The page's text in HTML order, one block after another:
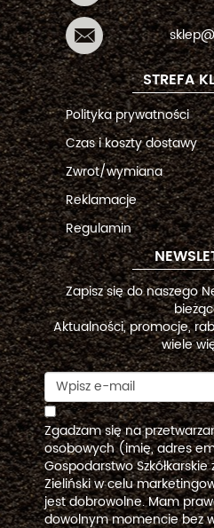
STREFA
Polityka prywatności
Czas i koszty dostawy
Zwrot/wymiana
Reklamacje
Regulamin
Zapisz się do naszego
Aktualności, promocje,
wiele
Zgadzam się na
osobowych (imię, adres
Gospodarstwo
Zieliński w celu
jest dobrowolne. Mam
dowolnym momencie bez